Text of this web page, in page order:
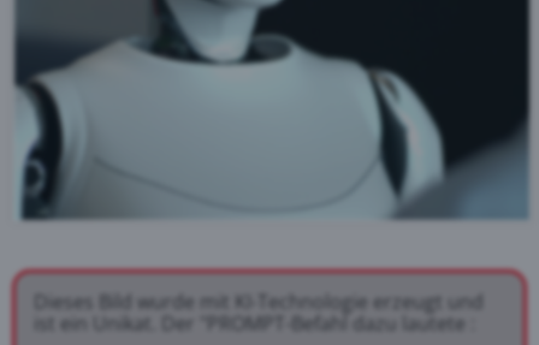
Dieses Bild wurde mit KI-Technologie erzeugt und
ist ein Unikat. Der "PROMPT-Befahl dazu lautete :